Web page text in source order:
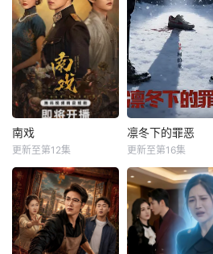
南戏
更新至第12集
凛冬下的罪恶
更新至第16集